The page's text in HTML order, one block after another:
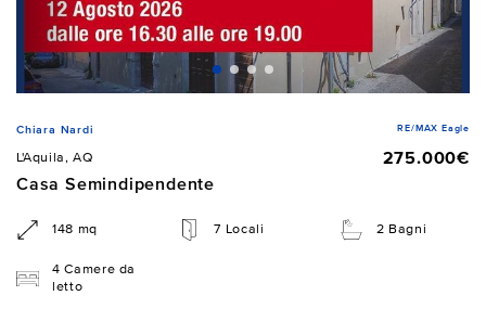
Chiara Nardi RE/MAX Eagle
L'Aquila, AQ
275.000€
Casa Semindipendente
148 mq 7 Locali 2 Bagni
4 Camere da
letto